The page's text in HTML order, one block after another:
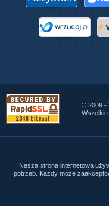
© 2009 -
Nasza strona internetowa
potrzeb. Każdy może